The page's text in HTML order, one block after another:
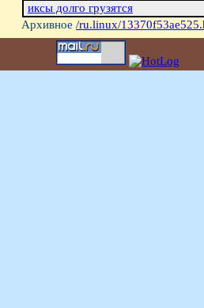
иксы долго грузятся
Архивное /ru.linux/